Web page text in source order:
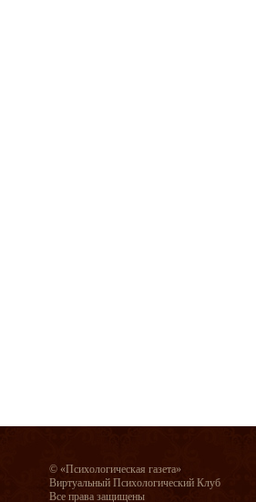
© «Психологическая газета»
Виртуальный Психологический Клуб
Все права защищены